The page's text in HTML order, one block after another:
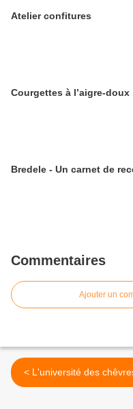
Atelier confitures
Courgettes à l’aigre-doux
Bredele - Un carnet de
Commentaires
Ajouter un
< L'université des